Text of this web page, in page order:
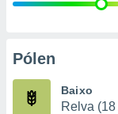
Pólen
Baixo
Relva (18